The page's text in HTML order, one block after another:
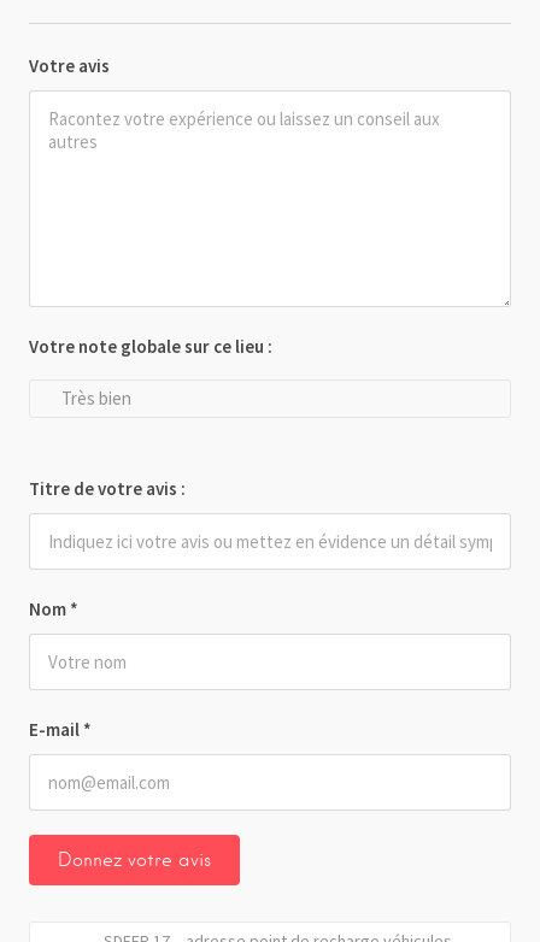
Votre avis
Nom *
E-mail *
Votre note globale sur ce lieu :
Très bien
Titre de votre avis :